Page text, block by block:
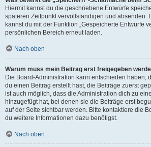
Hiermit kannst du die geschriebene Entwürfe
späteren Zeitpunkt vervollständigen und absenden.
kannst du mit der Funktion „Gespeicherte Entwürfe
persönlichen Bereich erneut laden.
Nach oben
Warum muss mein Beitrag erst freigegeben
Die Board-Administration kann entschieden haben,
du einen Beitrag erstellt hast, die Beiträge zuerst
ist auch möglich, dass die Administration dich zu
hinzugefügt hat, bei denen sie die Beiträge erst
auf der Seite sichtbar werden. Bitte kontaktiere die
du weitere Informationen dazu benötigst.
Nach oben